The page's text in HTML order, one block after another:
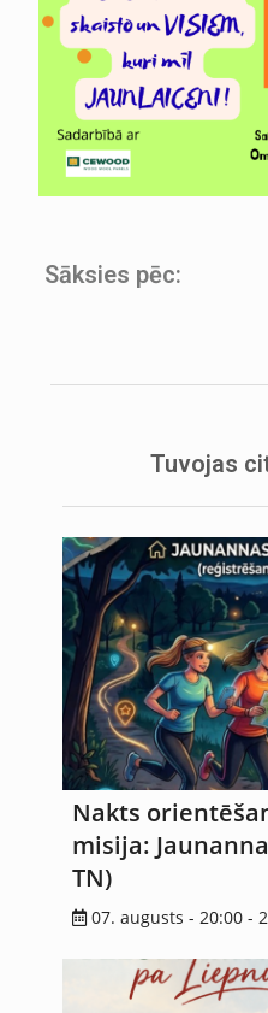
Sāksies pēc:
Tuvojas
Nakts
misija:
TN)
07. augusts - 20:00 -